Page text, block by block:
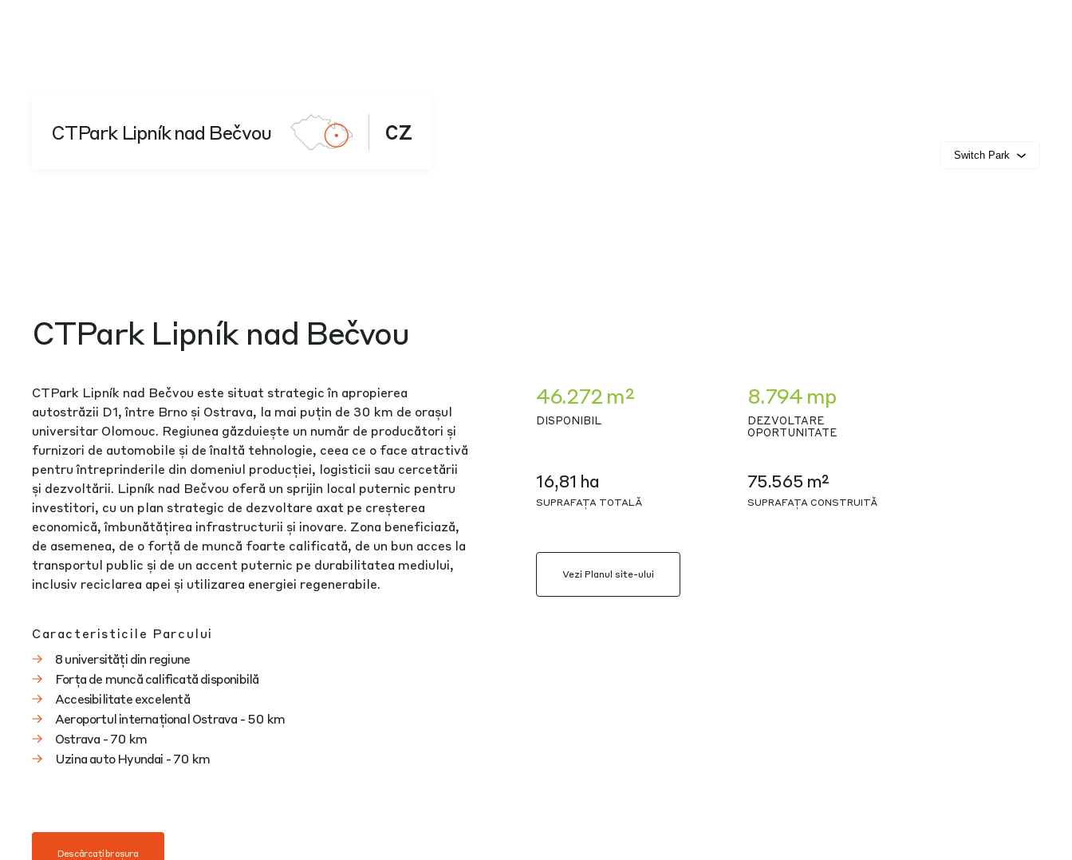
CTPark Lipník nad Bečvou CZ
Switch Park
CTPark Lipník nad Bečvou
CTPark Lipník nad Bečvou este situat strategic în apropierea
autostrăzii D1, între Brno și Ostrava, la mai puțin de 30 km de orașul
universitar Olomouc. Regiunea găzduiește un număr de producători și
furnizori de automobile și de înaltă tehnologie, ceea ce o face atractivă
pentru întreprinderile din domeniul producției, logisticii sau cercetării
și dezvoltării. Lipník nad Bečvou oferă un sprijin local puternic pentru
investitori, cu un plan strategic de dezvoltare axat pe creșterea
economică, îmbunătățirea infrastructurii și inovare. Zona beneficiază,
de asemenea, de o forță de muncă foarte calificată, de un bun acces la
transportul public și de un accent puternic pe durabilitatea mediului,
inclusiv reciclarea apei și utilizarea energiei regenerabile.
Caracteristicile Parcului
8 universități din regiune
Forța de muncă calificată disponibilă
Accesibilitate excelentă
Aeroportul internațional Ostrava - 50 km
Ostrava - 70 km
Uzina auto Hyundai - 70 km
Descărcați broșura
46.272 m²
DISPONIBIL
8.794 mp
DEZVOLTARE
OPORTUNITATE
16,81 ha
SUPRAFAȚA TOTALĂ
75.565 m²
SUPRAFAȚA CONSTRUITĂ
Vezi Planul site-ului